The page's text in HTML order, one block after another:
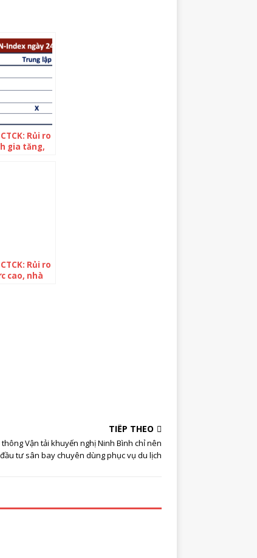
Rủi ro
gia tăng,
Rủi ro
cao, nhà
TIẾP THEO
Vận tải khuyến nghị Ninh Bình chỉ nên
đầu tư sân bay chuyên dùng phục vụ du lịch